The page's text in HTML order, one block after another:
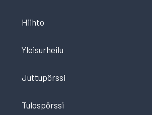
Hiihto
Yleisurheilu
Juttupörssi
Tulospörssi